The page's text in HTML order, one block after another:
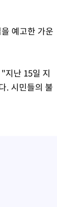
예고한 가운
지난 15일 지
. 시민들의 불